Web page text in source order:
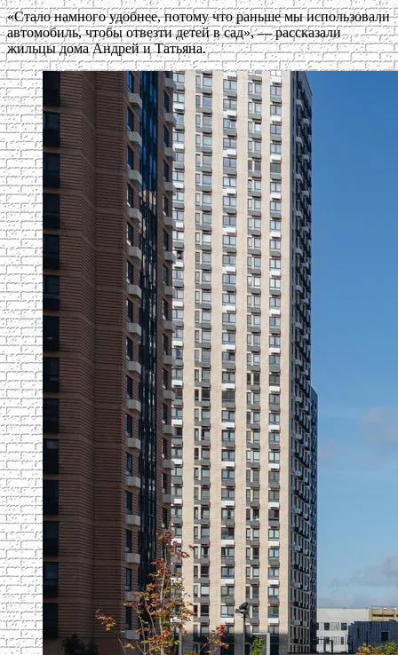
«Стало намного удобнее, потому что раньше мы использовали
автомобиль, чтобы отвезти детей в сад», — рассказали
жильцы дома Андрей и Татьяна.